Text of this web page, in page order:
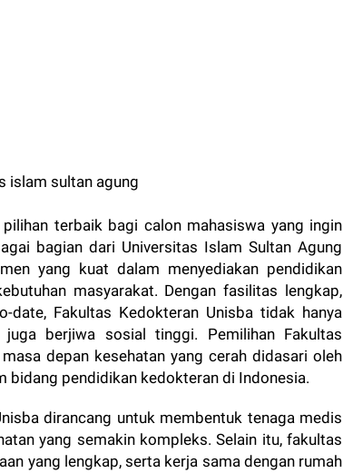
terbaik bagi calon mahasiswa yang ingin
bagian dari Universitas Islam Sultan Agung
yang kuat dalam menyediakan pendidikan
masyarakat. Dengan fasilitas lengkap,
Fakultas Kedokteran Unisba tidak hanya
berjiwa sosial tinggi. Pemilihan Fakultas
depan kesehatan yang cerah didasari oleh
bidang pendidikan kedokteran di Indonesia.
dirancang untuk membentuk tenaga medis
yang semakin kompleks. Selain itu, fakultas
yang lengkap, serta kerja sama dengan rumah